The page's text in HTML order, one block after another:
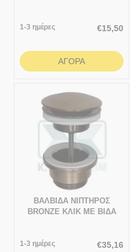
1-3 ημέρες €15,50
ΑΓΟΡΆ
ΒΑΛΒΙΔΑ ΝΙΠΤΗΡΟΣ
BRONZE ΚΛΙΚ ΜΕ ΒΙΔΑ
1-3 ημέρες €35,16